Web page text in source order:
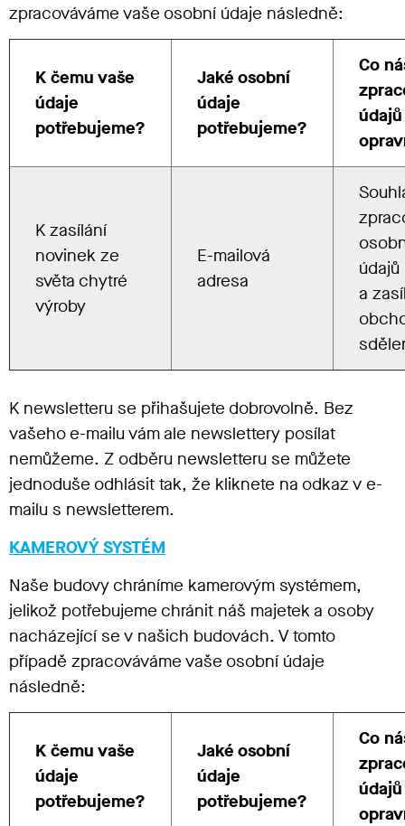
zpracováváme vaše osobní údaje následně:
K čemu vaše
údaje
potřebujeme?
Jaké osobní
údaje
potřebujeme?
Co
údajů
K zasílání
novinek ze
světa chytré
výroby
E-mailová
adresa
údajů
a
K newsletteru se přihašujete dobrovolně. Bez
vašeho e-mailu vám ale newslettery posílat
nemůžeme. Z odběru newsletteru se můžete
jednoduše odhlásit tak, že kliknete na odkaz v e-
mailu s newsletterem.
KAMEROVÝ SYSTÉM
Naše budovy chráníme kamerovým systémem,
jelikož potřebujeme chránit náš majetek a osoby
nacházející se v našich budovách. V tomto
případě zpracováváme vaše osobní údaje
následně:
K čemu vaše
údaje
potřebujeme?
Jaké osobní
údaje
potřebujeme?
Co
údajů